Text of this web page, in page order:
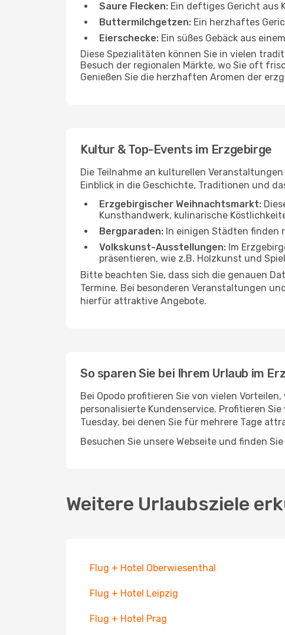
Saure Flecken: Ein deftiges Gericht aus
Buttermilchgetzen: Ein herzhaftes
Eierschecke: Ein süßes Gebäck aus
Diese Spezialitäten können Sie in vielen
Besuch der regionalen Märkte, wo Sie oft
Genießen Sie die herzhaften Aromen der
Kultur & Top-Events im Erzgebirge
Die Teilnahme an kulturellen
Einblick in die Geschichte, Traditionen und
Erzgebirgischer Weihnachtsmarkt:
Kunsthandwerk, kulinarische
Bergparaden: In einigen Städten finden
Volkskunst-Ausstellungen: Im
präsentieren, wie z.B. Holzkunst und
Bitte beachten Sie, dass sich die genauen
Termine. Bei besonderen Veranstaltungen
hierfür attraktive Angebote.
So sparen Sie bei Ihrem Urlaub im
Bei Opodo profitieren Sie von vielen
personalisierte Kundenservice. Profitieren
Tuesday, bei denen Sie für mehrere Tage
Besuchen Sie unsere Webseite und finden
Weitere Urlaubsziele
Flug + Hotel Oberwiesenthal
Flug + Hotel Leipzig
Flug + Hotel Prag